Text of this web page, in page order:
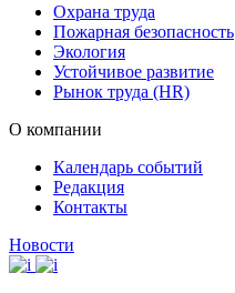
Охрана труда
Пожарная безопасность
Экология
Устойчивое развитие
Рынок труда (HR)
О компании
Календарь событий
Редакция
Контакты
Новости